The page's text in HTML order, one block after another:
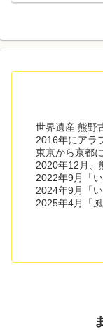
世界遺産 熊野
2016年にアラ
東京から京都
2020年12月、
2022年9月「い
2024年9月「
2025年4月「